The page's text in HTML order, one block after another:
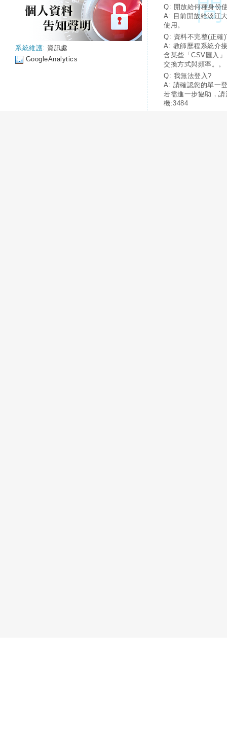
系統維護: 資訊處
GoogleAnalytics
Q: 開放給何種身份
A: 目前開放給淡江
使用。
Q: 資料不完整(正確
A: 教師歷程系統介
含某些「CSV匯入
交換方式與頻率。。
Q: 我無法登入?
A: 請確認您的單一
若需進一步協助，
機:3484